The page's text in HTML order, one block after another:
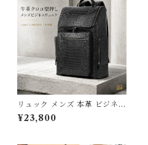
リュック メンズ 本革 ビジネス
リュック 大容量 撥水 クロコ型
押し バックパック 15.6インチ
¥23,800